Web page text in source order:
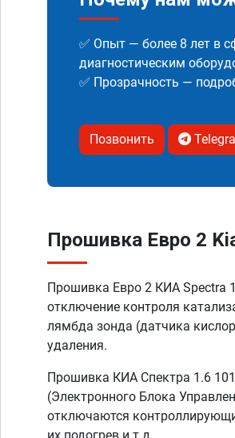
✅ Опыт — более 8 лет в
диагностическим
✅ Прозрачность —
Позвонить
Прошивка Евро 2
Прошивка Евро 2 КИА Spectra
отключение контроля
лямбда зонда (датчика
удаления.
Прошивка КИА Спектра 1.6
(Электронного Блока
отключаются